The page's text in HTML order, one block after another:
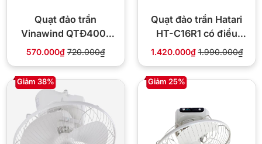
Quạt đảo trần
Vinawind QTĐ400-
XĐ có điều khiển từ
570.000₫ 720.000₫
Quạt đảo trần Hatari
HT-C16R1 có điều
khiển từ xa
1.420.000₫ 1.990.000₫
Giảm 38% Giảm 25%